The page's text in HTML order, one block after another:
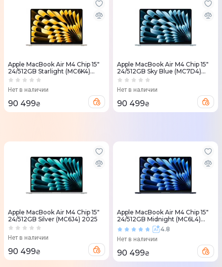
Apple MacBook Air M4 Chip 15"
24/512GB Starlight (MC6K4)
2025
Нет в наличии
90 499₴
Apple MacBook Air M4 Chip 15"
24/512GB Sky Blue (MC7D4)
2025
Нет в наличии
90 499₴
Apple MacBook Air M4 Chip 15"
24/512GB Silver (MC6J4) 2025
Нет в наличии
90 499₴
Apple MacBook Air M4 Chip 15"
24/512GB Midnight (MC6L4)
2025
4.8
Нет в наличии
90 499₴